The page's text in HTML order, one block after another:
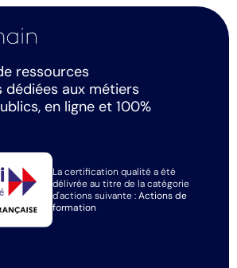
ressources
dédiées aux métiers
en ligne et 100%
La certification qualité a été
délivrée au titre de la catégorie
d'actions suivante :Actions de
formation